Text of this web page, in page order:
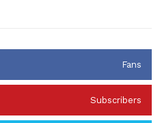
Fans
Subscribers